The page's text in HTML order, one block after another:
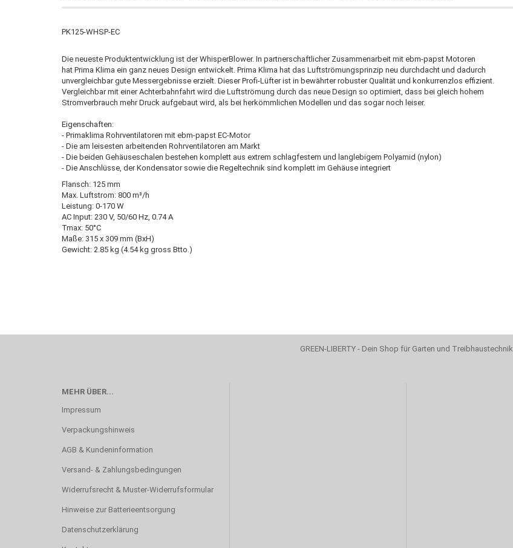
PK125-WHSP-EC
Die neueste Produktentwicklung ist der WhisperBlower. In partnerschaftlicher Zusammenarbeit mit ebm-papst Motoren
hat Prima Klima ein ganz neues Design entwickelt. Prima Klima hat das Luftströmungsprinzip neu durchdacht und dadurch
unvergleichbar gute Messergebnisse erzielt. Dieser Profi-Lüfter ist in bewährter robuster Qualität und konkurrenzlos effizient.
Vergleichbar mit einer Achterbahnfahrt wird die Luftströmung durch das neue Design so optimiert, dass bei gleich hohem
Stromverbrauch mehr Druck aufgebaut wird, als bei herkömmlichen Modellen und das sogar noch leiser.
Eigenschaften:
- Primaklima Rohrventilatoren mit ebm-papst EC-Motor
- Die am leisesten arbeitenden Rohrventilatoren am Markt
- Die beiden Gehäuseschalen bestehen komplett aus extrem schlagfestem und langlebigem Polyamid (nylon)
- Die Anschlüsse, der Kondensator sowie die Regeltechnik sind komplett im Gehäuse integriert
Flansch: 125 mm
Max. Luftstrom: 800 m³/h
Leistung: 0-170 W
AC Input: 230 V, 50/60 Hz, 0.74 A
Tmax: 50°C
Maße: 315 x 309 mm (BxH)
Gewicht: 2.85 kg (4.54 kg gross Btto.)
GREEN-LIBERTY - Dein Shop für Garten und Treibhaustechnik
MEHR ÜBER...
Impressum
Verpackungshinweis
AGB & Kundeninformation
Versand- & Zahlungsbedingungen
Widerrufsrecht & Muster-Widerrufsformular
Hinweise zur Batterieentsorgung
Datenschutzerklärung